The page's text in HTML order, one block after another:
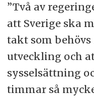
”Två av
att Sverige ska
takt som
utveckling och
sysselsättning
timmar så